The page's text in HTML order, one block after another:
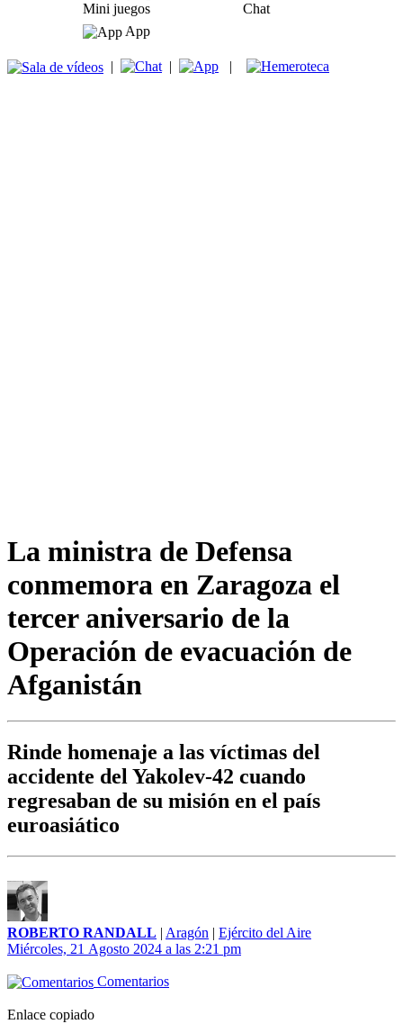
Mini juegos
Chat
App
| | |
La ministra de Defensa
conmemora en Zaragoza el
tercer aniversario de la
Operación de evacuación de
Afganistán
Rinde homenaje a las víctimas del
accidente del Yakolev-42 cuando
regresaban de su misión en el país
euroasiático
ROBERTO RANDALL | Aragón | Ejército del Aire
Miércoles, 21 Agosto 2024 a las 2:21 pm
Comentarios
Enlace copiado